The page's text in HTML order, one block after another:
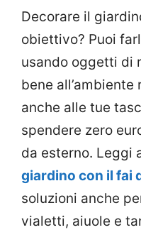
Decorare il
obiettivo? Puoi
usando oggetti di
bene
anche alle tue
spendere zero
da esterno. Leggi
giardino con il fai
soluzioni anche
vialetti, aiuole e